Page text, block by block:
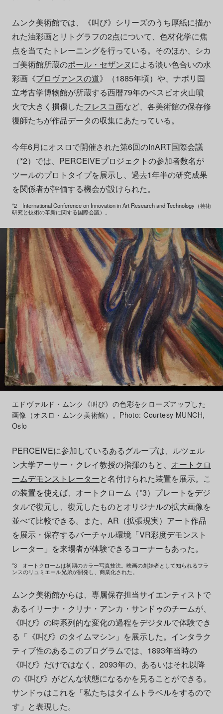
ムンク美術館では、《叫び》シリーズのうち厚紙に描か
れた油彩画とリトグラフの2点について、色材化学に焦
点を当てたトレーニングを行っている。そのほか、シカ
ゴ美術館所蔵のポール・セザンヌによる淡い色合いの水
彩画《プロヴァンスの道》（1885年頃）や、ナポリ国
立考古学博物館が所蔵する西暦79年のベスビオ火山噴
火で大きく損傷したフレスコ画など、各美術館の保存修
復師たちが作品データの収集にあたっている。
今年6月にオスロで開催された第6回のInART国際会議
（*2）では、PERCEIVEプロジェクトの参加者数名が
ツールのプロトタイプを展示し、過去1年半の研究成果
を関係者が評価する機会が設けられた。
*2 International Conference on Innovation in Art Research and Technology（芸術
研究と技術の革新に関する国際会議）。
エドヴァルド・ムンク《叫び》の色彩をクローズアップした
画像（オスロ・ムンク美術館）。Photo: Courtesy MUNCH,
Oslo
PERCEIVEに参加しているあるグループは、ルツェル
ン大学アーサー・クレイ教授の指揮のもと、 オートクロ
ームデモンストレーターと名付けられた装置を展示。こ
の装置を使えば、オートクローム（*3）プレートをデジ
タルで復元し、復元したものとオリジナルの拡大画像を
並べて比較できる。また、AR（拡張現実）アート作品
を展示・保存するバーチャル環境「VR彩度デモンスト
レーター」を来場者が体験できるコーナーもあった。
*3 オートクロームは初期のカラー写真技法。映画の創始者として知られるフラ
ンスのリュミエール兄弟が開発し、商業化された。
ムンク美術館からは、専属保存担当サイエンティストで
あるイリーナ・クリナ・アンカ・サンドゥのチームが、
《叫び》の時系列的な変化の過程をデジタルで体験でき
る「《叫び》のタイムマシン」を展示した。インタラク
ティブ性のあるこのプログラムでは、1893年当時の
《叫び》だけではなく、2093年の、あるいはそれ以降
の《叫び》がどんな状態になるかを見ることができる。
サンドゥはこれを「私たちはタイムトラベルをするので
す」と表現した。